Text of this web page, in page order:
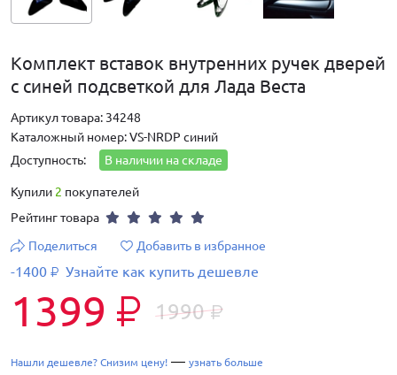
Комплект вставок внутренних ручек дверей
с синей подсветкой для Лада Веста
Артикул товара: 34248
Каталожный номер: VS-NRDP синий
Доступность:
В наличии на складе
Купили 2 покупателей
Рейтинг товара
Поделиться
Добавить в избранное
-1400 ₽ Узнайте как купить дешевле
1399 ₽ 1990₽
Нашли дешевле? Снизим цену! — узнать больше